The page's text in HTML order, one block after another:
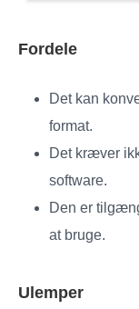
Fordele
Det kan
format.
Det kræver
software.
Den er
at bruge.
Ulemper